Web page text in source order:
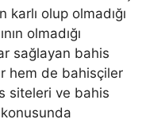
olup olmadığı
olmadığı
sağlayan bahis
hem de bahisçiler
siteleri ve bahis